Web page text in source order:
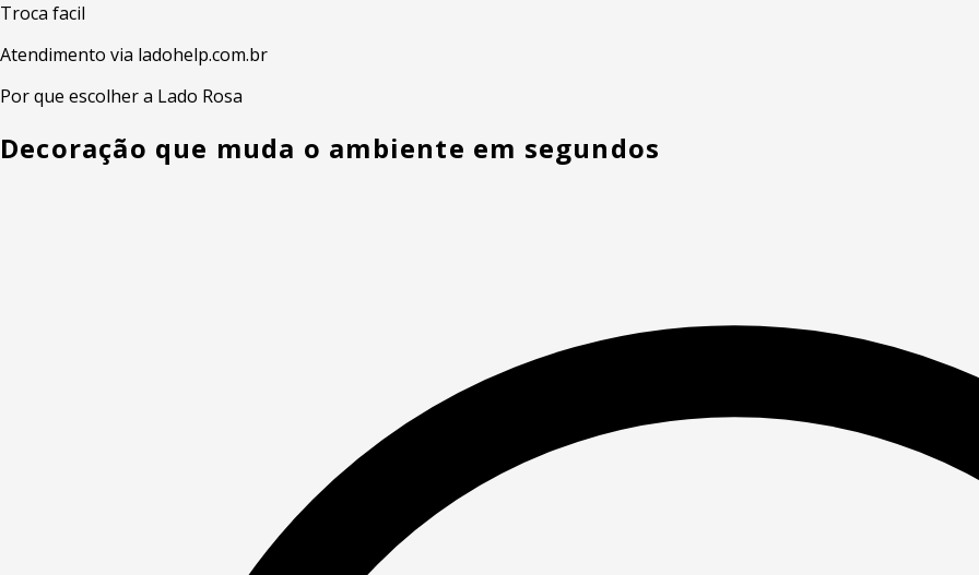
Troca facil
Atendimento via ladohelp.com.br
Por que escolher a Lado Rosa
Decoração que muda o ambiente em segundos